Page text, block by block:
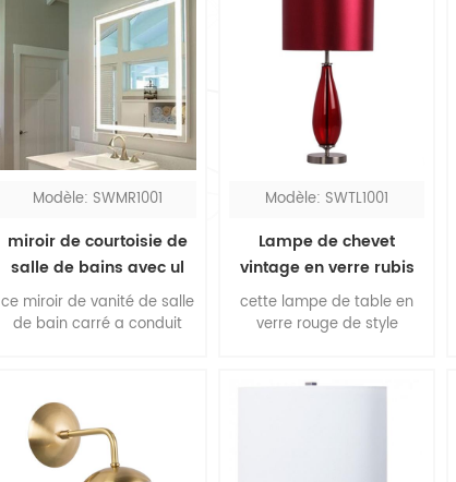
Modèle: SWMR1001
miroir de courtoisie de
salle de bains avec ul
ce miroir de vanité de salle
de bain carré a conduit
l'éclairage concentré. le
miroir de salle de bain led
est conçu en filaire.
Modèle: SWTL1001
Lampe de chevet
vintage en verre rubis
avec abat-jour en tissu
rouge
cette lampe de table en
verre rouge de style
rouge goutte d'eau et